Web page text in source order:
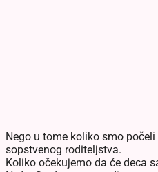
Nego u tome koliko smo
sopstvenog roditeljstva.
Koliko očekujemo da će deca